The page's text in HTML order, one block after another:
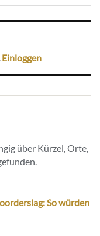
Einloggen
über Kürzel, Orte,
So würden